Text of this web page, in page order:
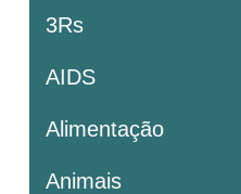
3Rs
AIDS
Alimentação
Animais